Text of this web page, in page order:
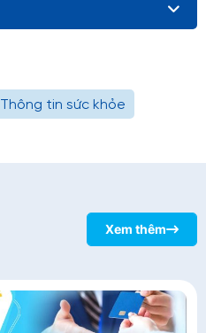
Thông tin sức khỏe
Xem thêm